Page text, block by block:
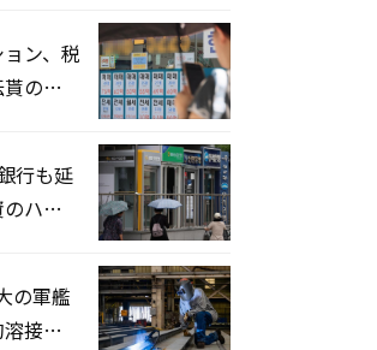
ン、税
の月
行も延
ハー
の軍艦
接」